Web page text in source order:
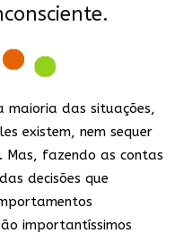
maioria das situações,
existem, nem sequer
Mas, fazendo as contas
das decisões que
importantíssimos